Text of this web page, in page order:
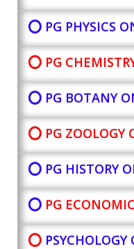
⭕ PG PHYSICS
⭕ PG
⭕ PG BOTANY
⭕ PG ZOOLOGY
⭕ PG HISTORY
⭕ PG
⭕